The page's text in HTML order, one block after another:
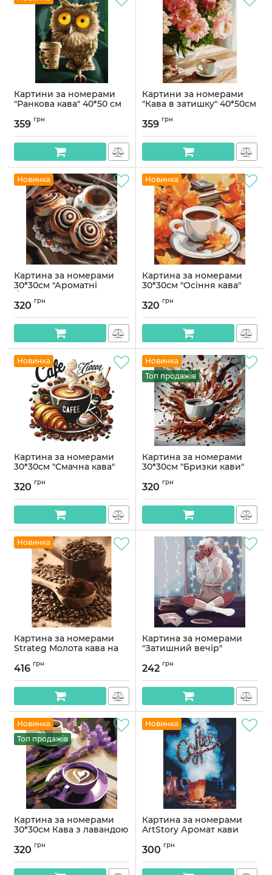
Картини за номерами
"Ранкова кава" 40*50 см
359 грн
Картини за номерами
"Кава в затишку" 40*50см
359 грн
Новинка
Картина за номерами
30*30см "Ароматні
булочки"
Артикул:
320 грн
Новинка
Картина за номерами
30*30см "Осіння кава"
320 грн
Новинка
Картина за номерами
30*30см "Смачна кава"
320 грн
Новинка
Топ продажів
Картина за номерами
30*30см "Бризки кави"
320 грн
Новинка
Картина за номерами
Strateg Молота кава на
розміром 40х50 см
Артикул:MZ058
416 грн
Картина за номерами
"Затишний вечір"
40х40 см
Артикул:KHO4884
242 грн
Новинка
Топ продажів
Картина за номерами
30*30см Кава з лавандою
320 грн
Новинка
Картина за номерами
ArtStory Аромат кави
Артикул:
300 грн